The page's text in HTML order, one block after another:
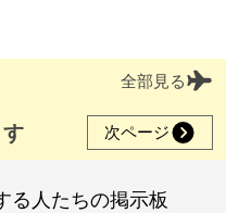
全部見る
次ページ
る人たちの掲示板